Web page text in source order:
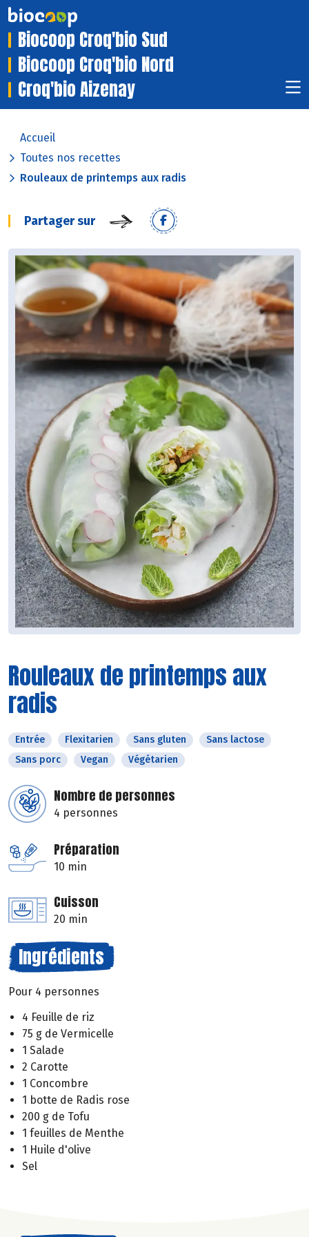
Biocoop Croq'bio Sud
Biocoop Croq'bio Nord
Croq'bio Aizenay
Accueil
Toutes nos recettes
Rouleaux de printemps aux radis
Partager sur
Rouleaux de printemps aux
radis
Entrée Flexitarien Sans gluten
Sans lactose
Sans porc
Vegan Végétarien
Nombre de personnes
4 personnes
Préparation
10 min
Cuisson
20 min
Ingrédients
Pour 4 personnes
4 Feuille de riz
75 g de Vermicelle
1 Salade
2 Carotte
1 Concombre
1 botte de Radis rose
200 g de Tofu
1 feuilles de Menthe
1 Huile d'olive
Sel